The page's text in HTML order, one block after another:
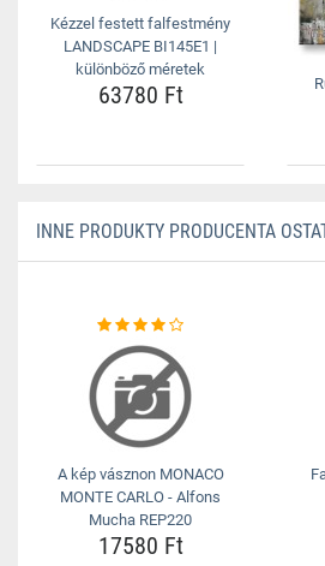
Kézzel festett falfestmény
LANDSCAPE BI145E1 |
különböző méretek
63780 Ft
INNE PRODUKTY PRODUCENTA
A kép vásznon MONACO
MONTE CARLO - Alfons
Mucha REP220
17580 Ft